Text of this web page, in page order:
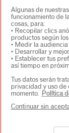
EU Persona
57 RUE DE
Algunas de
funcionamiento de
cosas, para:
• Recopilar clics
productos según
• Medir la
• Desarrollar y
• Establecer tus
así tiempo en
Tus datos serán
privacidad y uso de
momento. Política
Continuar sin